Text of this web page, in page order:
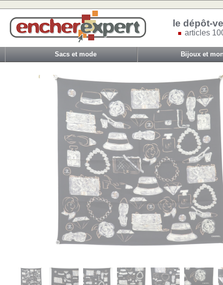
le dépôt-
articles
Sacs et mode Bijoux et